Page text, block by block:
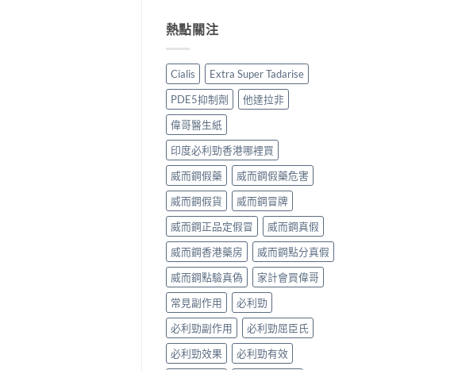
常
見
應、
發
生
率〉
中
達
起
效
與
藥
效
持
續
完
整
指
南：
30
分
鐘
見
效、
最
長
36
小
時、
正
確
勁
吃
顆
夠
嗎？
30mg
vs
60mg
劑
量
選
擇
與
安
全
性
完
整
解
析〉
中
熱點關注
Cialis
Extra Super Tadarise
PDE5抑制劑
他達拉非
偉哥醫生紙
印度必利勁香港哪裡買
威而鋼假藥
威而鋼假藥危害
威而鋼假貨
威而鋼冒牌
威而鋼正品定假冒
威而鋼真假
威而鋼香港藥房
威而鋼點分真假
威而鋼點驗真偽
家計會買偉哥
常見副作用
必利勁
必利勁副作用
必利勁屈臣氏
必利勁效果
必利勁有效